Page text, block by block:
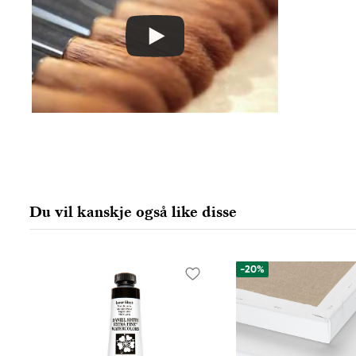
Du vil kanskje også like disse
-20%